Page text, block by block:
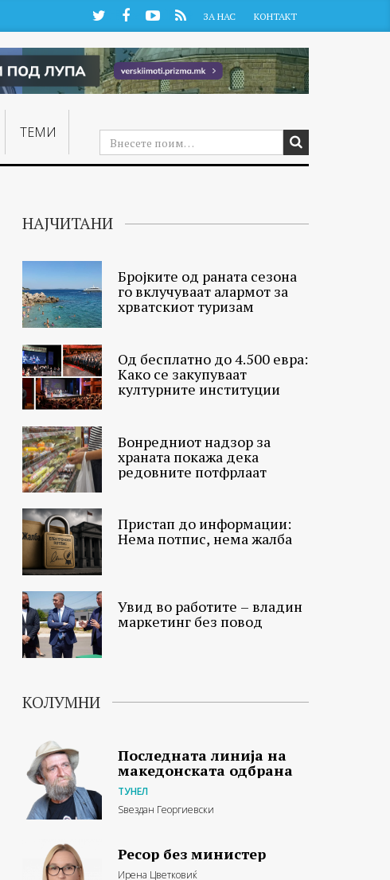
TwitterFacebookYouTube
RSS ЗА НАС КОНТАКТ
ТЕМИ
НАЈЧИТАНИ
Бројките од раната сезона
го вклучуваат алармот за
хрватскиот туризам
Од бесплатно до 4.500 евра:
Како се закупуваат
културните институции
Вонредниот надзор за
храната покажа дека
редовните потфрлаат
Пристап до информации:
Нема потпис, нема жалба
Увид во работите – владин
маркетинг без повод
КОЛУМНИ
Последната линија на
македонската одбрана
ТУНЕЛ
Ѕвездан Георгиевски
Ресор без министер
Ирена Цветковиќ